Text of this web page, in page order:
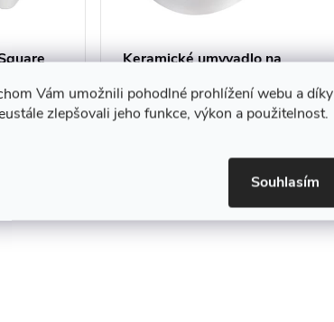
Vám umožnili pohodlné prohlížení webu a díky
zlepšovali jeho funkce, výkon a použitelnost.
Souhlasím
Keramické umyvadlo na
53,5x31,5 cm, bílé
2 490 Kč